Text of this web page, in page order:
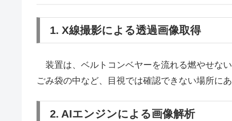
1. X線撮影による透過画像取得
装置は、ベルトコンベヤーを流れる燃やせな
ごみ袋の中など、目視では確認できない場所に
2. AIエンジンによる画像解析